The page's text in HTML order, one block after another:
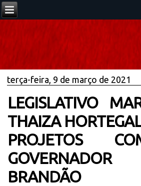
terça-feira, 9 de março de 2021
LEGISLATIVO
THAIZA
PROJETOS
BRANDÃO